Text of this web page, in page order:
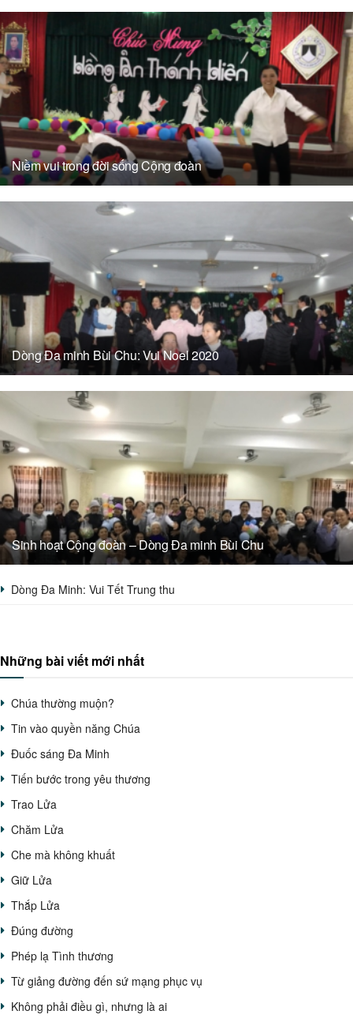
Niềm vui trong đời sống Cộng đoàn
Dòng Đa minh Bùi Chu: Vui Noel 2020
Sinh hoạt Cộng đoàn – Dòng Đa minh Bùi Chu
Dòng Đa Minh: Vui Tết Trung thu
Những bài viết mới nhất
Chúa thường muộn?
Tin vào quyền năng Chúa
Đuốc sáng Đa Minh
Tiến bước trong yêu thương
Trao Lửa
Chăm Lửa
Che mà không khuất
Giữ Lửa
Thắp Lửa
Đúng đường
Phép lạ Tình thương
Từ giảng đường đến sứ mạng phục vụ
Không phải điều gì, nhưng là ai